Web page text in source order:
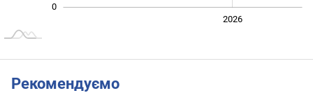
0
2026
Рекомендуємо